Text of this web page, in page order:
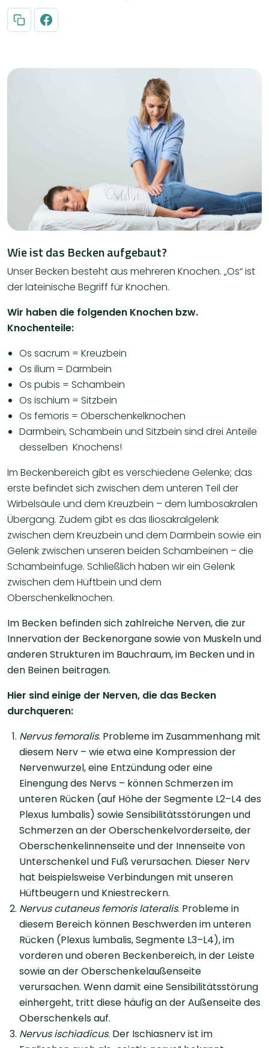
Wie ist das Becken aufgebaut?
Unser Becken besteht aus mehreren Knochen. „Os“ ist
der lateinische Begriff für Knochen.
Wir haben die folgenden Knochen bzw.
Knochenteile:
Os sacrum = Kreuzbein
Os ilium = Darmbein
Os pubis = Schambein
Os ischium = Sitzbein
Os femoris = Oberschenkelknochen
Darmbein, Schambein und Sitzbein sind drei Anteile
desselben Knochens!
Im Beckenbereich gibt es verschiedene Gelenke; das
erste befindet sich zwischen dem unteren Teil der
Wirbelsäule und dem Kreuzbein – dem lumbosakralen
Übergang. Zudem gibt es das Iliosakralgelenk
zwischen dem Kreuzbein und dem Darmbein sowie ein
Gelenk zwischen unseren beiden Schambeinen – die
Schambeinfuge. Schließlich haben wir ein Gelenk
zwischen dem Hüftbein und dem
Oberschenkelknochen.
Im Becken befinden sich zahlreiche Nerven, die zur
Innervation der Beckenorgane sowie von Muskeln und
anderen Strukturen im Bauchraum, im Becken und in
den Beinen beitragen.
Hier sind einige der Nerven, die das Becken
durchqueren:
Nervus femoralis. Probleme im Zusammenhang mit
diesem Nerv – wie etwa eine Kompression der
Nervenwurzel, eine Entzündung oder eine
Einengung des Nervs – können Schmerzen im
unteren Rücken (auf Höhe der Segmente L2–L4 des
Plexus lumbalis) sowie Sensibilitätsstörungen und
Schmerzen an der Oberschenkelvorderseite, der
Oberschenkelinnenseite und der Innenseite von
Unterschenkel und Fuß verursachen. Dieser Nerv
hat beispielsweise Verbindungen mit unseren
Hüftbeugern und Kniestreckern.
Nervus cutaneus femoris lateralis. Probleme in
diesem Bereich können Beschwerden im unteren
Rücken (Plexus lumbalis, Segmente L3–L4), im
vorderen und oberen Beckenbereich, in der Leiste
sowie an der Oberschenkelaußenseite
verursachen. Wenn damit eine Sensibilitätsstörung
einhergeht, tritt diese häufig an der Außenseite des
Oberschenkels auf.
Nervus ischiadicus. Der Ischiasnerv ist im